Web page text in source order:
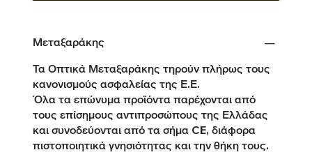
Μεταξαράκης
Τα Οπτικά Μεταξαράκης τηρούν πλήρως τους
κανονισμούς ασφαλείας της Ε.Ε.
Όλα τα επώνυμα προϊόντα παρέχονται από
τους επίσημους αντιπροσώπους της Ελλάδας
και συνοδεύονται από τα σήμα CE, διάφορα
πιστοποιητικά γνησιότητας και την θήκη τους.